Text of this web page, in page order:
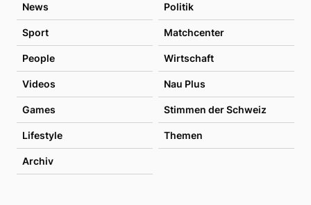
News Politik
Sport Matchcenter
People Wirtschaft
Videos Nau Plus
Games Stimmen der Schweiz
Lifestyle Themen
Archiv